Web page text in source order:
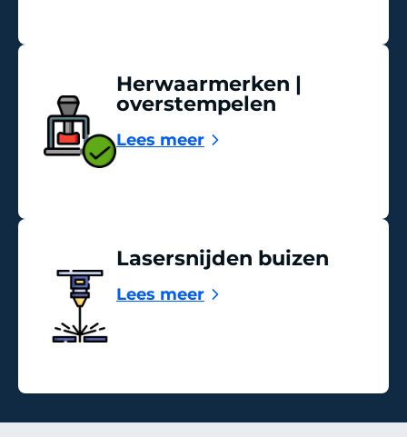
Herwaarmerken |
overstempelen
Lees meer
Lasersnijden buizen
Lees meer